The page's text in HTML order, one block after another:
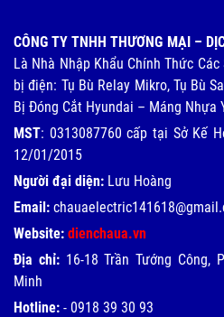
CÔNG TY TNHH THƯƠNG MẠI –
Là Nhà Nhập Khẩu Chính Thức
bị điện: Tụ Bù Relay Mikro, Tụ Bù
Bị Đóng Cắt Hyundai – Máng Nhựa
MST: 0313087760 cấp tại Sở Kế
12/01/2015
Người đại diện: Lưu Hoàng
Email:
Website: dienchaua.vn
Địa chỉ: 16-18 Trần Tướng Công,
Minh
Hotline: - 0918 39 30 93